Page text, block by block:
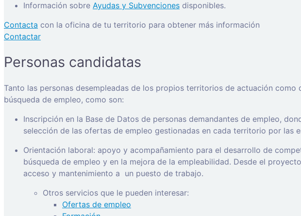
Información sobre Ayudas y Subvenciones disponibles.
Contacta con la oficina de tu territorio para obtener más información
Contactar
Personas candidatas
Tanto las personas desempleadas de los propios territorios de actuación
búsqueda de empleo, como son:
Inscripción en la Base de Datos de personas demandantes de empleo,
selección de las ofertas de empleo gestionadas en cada territorio por las
Orientación laboral: apoyo y acompañamiento para el desarrollo de
búsqueda de empleo y en la mejora de la empleabilidad. Desde el
acceso y mantenimiento a un puesto de trabajo.
Otros servicios que le pueden interesar:
Ofertas de empleo